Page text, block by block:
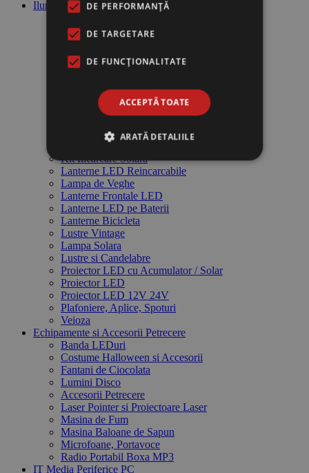
Iluminat
Lanterne Profesionale Yemao
Lanterna de Mana LED Yemao
Acumulatori Stationari si Incarcatoare
Becuri cu LED
Felinare de Gradina
Intrerupatoare si Prize Electrice
Kit Incarcare Solara
Lanterne LED Reincarcabile
Lampa de Veghe
Lanterne Frontale LED
Lanterne LED pe Baterii
Lanterne Bicicleta
Lustre Vintage
Lampa Solara
Lustre si Candelabre
Proiector LED cu Acumulator / Solar
Proiector LED
Proiector LED 12V 24V
Plafoniere, Aplice, Spoturi
Veioza
Echipamente si Accesorii Petrecere
Banda LEDuri
Costume Halloween si Accesorii
Fantani de Ciocolata
Lumini Disco
Accesorii Petrecere
Laser Pointer si Proiectoare Laser
Masina de Fum
Masina Baloane de Sapun
Microfoane, Portavoce
Radio Portabil Boxa MP3
IT Media Periferice PC
DE PERFORMANȚĂ
DE TARGETARE
DE FUNCŢIONALITATE
ACCEPTĂ TOATE
ARATĂ DETALIILE